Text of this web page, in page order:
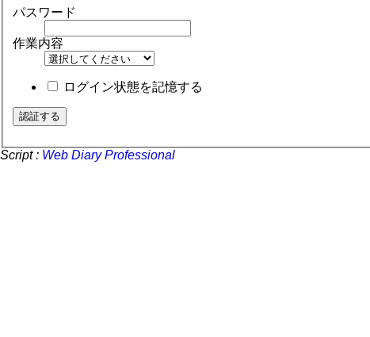
パスワード
作業内容
ログイン状態を記憶する
Script : Web Diary Professional